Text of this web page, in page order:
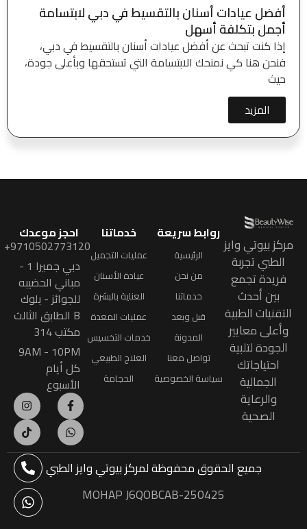
أفضل عيادات أسنان بالتقسيط في دبي لابتسامة
أجمل بتكلفة أسهل
إذا كنت تبحث عن أفضل عيادات أسنان بالتقسيط في دبي،
فنحن هنا كي نمنحك الابتسامة التي تستحقها وبأعلى جودة،
حيث
المزيد
مركز بيوتي وايز
الطبي تجربة
فريدة تجمع
بين أحدث
التقنيات الطبية
وأعلى معايير
الجودة لتلبية
احتياجاتك
الجمالية
والرعاية
الصحية
روابط سريعة
الرئيسية
من نحن
خدماتنا
قبل وبعد
المدونة
تواصل معنا
سياسة الخصوصية
خدماتنا
عمليات التجميل
عيادة الأسنان
العناية بالبشرة
عمليات المعدة
خدمات التخسيس
العلاج الطبيعي
الحجامة
احجز موعدك
9710502773120+
دبي جميرا 1 -
مباني الحضيبه
للجوائز - بلوك
B الطابق الثالث
مكتب 314
9AM - 10PM
كل أيام
الأسبوع
جميع الحقوق محفوظةلمركز بيوتي وايز الطبي
MOHAP J6QOBCAB-250425